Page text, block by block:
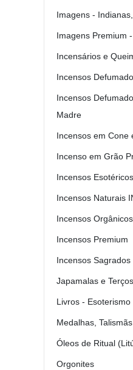
Imagens - Indianas,
Imagens Premium
Incensários e
Incensos
Incensos
Madre
Incensos em Cone
Incenso em Grão
Incensos Esotéricos
Incensos Naturais
Incensos Orgânicos
Incensos Premium
Incensos Sagrados
Japamalas e Terços
Livros -
Medalhas,
Óleos de Ritual
Orgonites